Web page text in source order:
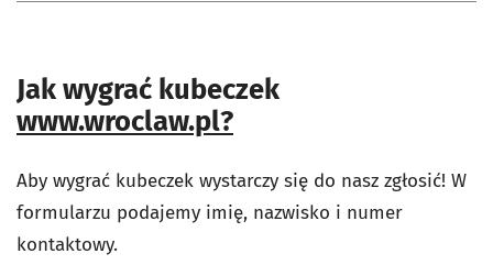
Jak wygrać kubeczek
www.wroclaw.pl?
Aby wygrać kubeczek wystarczy się do nasz zgłosić! W
formularzu podajemy imię, nazwisko i numer
kontaktowy.